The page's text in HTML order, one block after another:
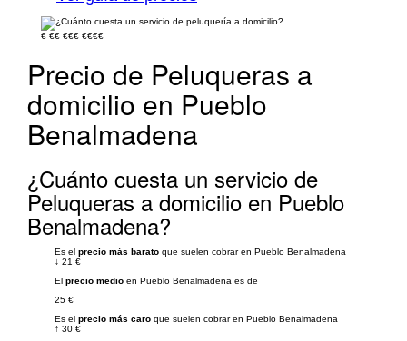
€ €€ €€€ €€€€
Precio de Peluqueras a
domicilio en Pueblo
Benalmadena
¿Cuánto cuesta un servicio de
Peluqueras a domicilio en Pueblo
Benalmadena?
Es el precio más barato que suelen cobrar en Pueblo Benalmadena
↓ 21 €
El precio medio en Pueblo Benalmadena es de
25 €
Es el precio más caro que suelen cobrar en Pueblo Benalmadena
↑ 30 €